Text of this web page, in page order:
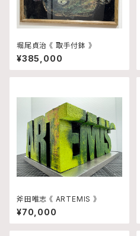
堀尾貞治 《 取手付鉢 》
¥385,000
斧田唯志 《 ARTEMIS 》
¥70,000